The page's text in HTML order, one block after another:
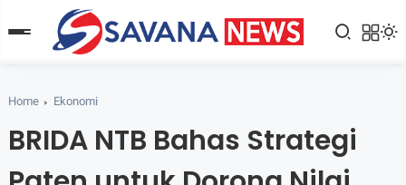
Home Ekonomi
BRIDA NTB Bahas Strategi